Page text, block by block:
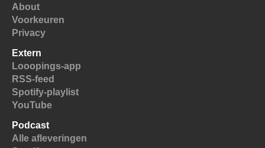
About
Voorkeuren
Privacy
Extern
Looopings-app
RSS-feed
Spotify-playlist
YouTube
Podcast
Alle afleveringen